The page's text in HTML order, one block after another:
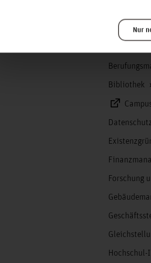
Nur
Bibliothek
Forschung
Hochschul-